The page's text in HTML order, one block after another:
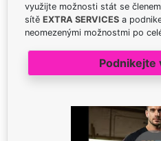
využijte možnosti stát se
sítě EXTRA SERVICES a
neomezenými možnostmi po
Podnikejte